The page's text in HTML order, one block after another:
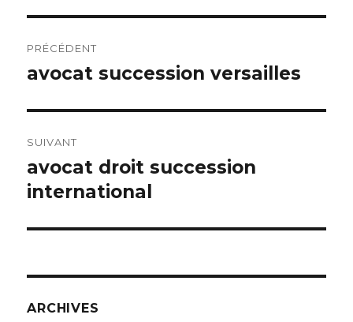
de
PRÉCÉDENT
Article
avocat succession versailles
SUIVANT
Article
suivant :
avocat droit succession
international
ARCHIVES